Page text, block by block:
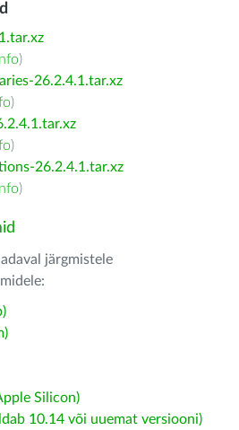
)
26.2.4.1.tar.xz
)
)
26.2.4.1.tar.xz
)
järgmistele
Silicon)
10.14 või uuemat versiooni)